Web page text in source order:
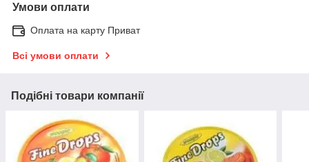
Умови оплати
Оплата на карту Приват
Всі умови оплати
Подібні товари компанії